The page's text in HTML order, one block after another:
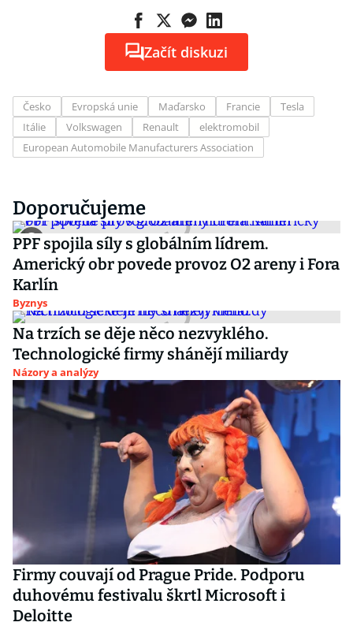
Začít diskuzi
Česko Evropská unie Maďarsko Francie
Tesla
Itálie
Volkswagen Renault
elektromobil
European Automobile Manufacturers Association
Doporučujeme
PPF spojila síly s globálním lídrem.
Americký obr povede provoz O2 areny i Fora
Karlín
Byznys
Na trzích se děje něco nezvyklého.
Technologické firmy shánějí miliardy
Názory a analýzy
Firmy couvají od Prague Pride. Podporu
duhovému festivalu škrtl Microsoft i
Deloitte